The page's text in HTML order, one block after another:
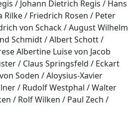
/ Johann Dietrich Regis / Hans
Rilke / Friedrich Rosen / Peter
von Schack / August Wilhelm
Schmidt / Albert Schott /
Albertine Luise von Jacob
/ Claus Springsfeld / Eckart
Soden / Aloysius-Xavier
/ Rudolf Westphal / Walter
/ Rolf Wilken / Paul Zech /